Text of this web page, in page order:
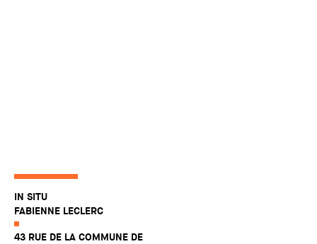
IN SITU
FABIENNE LECLERC
43 RUE DE LA COMMUNE DE